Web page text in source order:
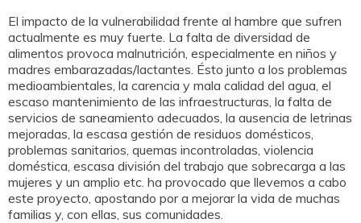
El impacto de la vulnerabilidad frente al hambre que sufren
actualmente es muy fuerte. La falta de diversidad de
alimentos provoca malnutrición, especialmente en niños y
madres embarazadas/lactantes. Ésto junto a los problemas
medioambientales, la carencia y mala calidad del agua, el
escaso mantenimiento de las infraestructuras, la falta de
servicios de saneamiento adecuados, la ausencia de letrinas
mejoradas, la escasa gestión de residuos domésticos,
problemas sanitarios, quemas incontroladas, violencia
doméstica, escasa división del trabajo que sobrecarga a las
mujeres y un amplio etc. ha provocado que llevemos a cabo
este proyecto, apostando por a mejorar la vida de muchas
familias y, con ellas, sus comunidades.